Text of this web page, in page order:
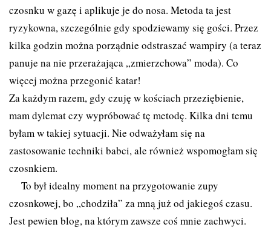
czosnku w gazę i aplikuje je do nosa. Metoda ta jest
ryzykowna, szczególnie gdy spodziewamy się gości. Przez
kilka godzin można porządnie odstraszać wampiry (a teraz
panuje na nie przerażająca „zmierzchowa” moda). Co
więcej można przegonić katar!
Za każdym razem, gdy czuję w kościach przeziębienie,
mam dylemat czy wypróbować tę metodę. Kilka dni temu
byłam w takiej sytuacji. Nie odważyłam się na
zastosowanie techniki babci, ale również wspomogłam się
czosnkiem.
To był idealny moment na przygotowanie zupy
czosnkowej, bo „chodziła” za mną już od jakiegoś czasu.
Jest pewien blog, na którym zawsze coś mnie zachwyci.